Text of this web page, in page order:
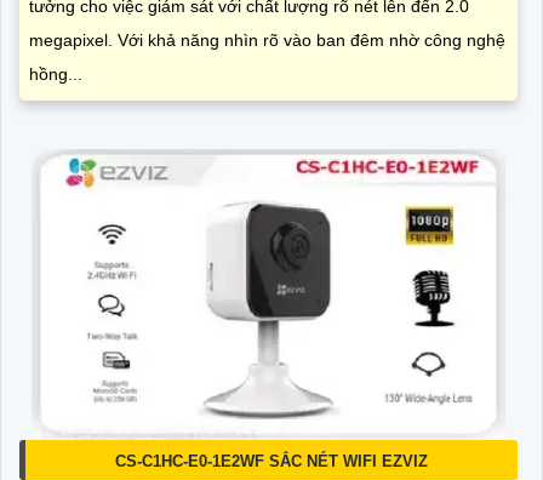
tưởng cho việc giám sát với chất lượng rõ nét lên đến 2.0
megapixel. Với khả năng nhìn rõ vào ban đêm nhờ công nghệ
hồng...
CS-C1HC-E0-1E2WF SẮC NÉT WIFI EZVIZ